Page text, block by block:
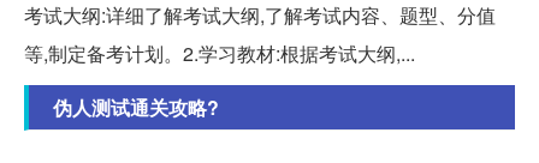
考试大纲:详细了解考试大纲,了解考试内容、题型、分值
等,制定备考计划。2.学习教材:根据考试大纲,...
伪人测试通关攻略?